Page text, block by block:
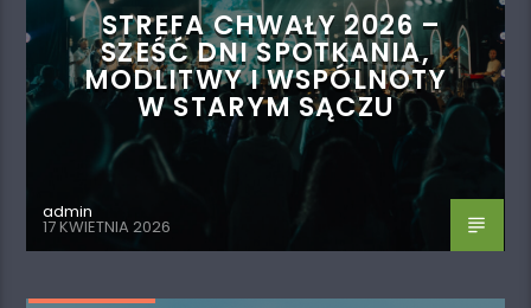
STREFA CHWAŁY 2026 –
SZEŚĆ DNI SPOTKANIA,
MODLITWY I WSPÓLNOTY
W STARYM SĄCZU
admin
17 KWIETNIA 2026